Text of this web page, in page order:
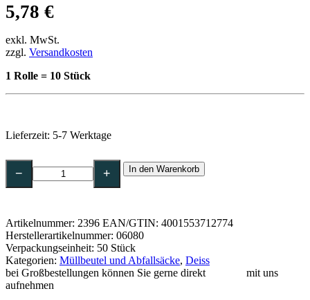
5,78 €
exkl. MwSt.
zzgl. Versandkosten
1 Rolle = 10 Stück
Lieferzeit: 5-7 Werktage
DEISS
Bioline
Abfallbeutel
20
my
biologisch
abbaubar,
620
x
− + In den Warenkorb
Artikelnummer: 2396 EAN/GTIN: 4001553712774
Herstellerartikelnummer: 06080
Verpackungseinheit: 50 Stück
Kategorien: Müllbeutel und Abfallsäcke, Deiss
bei Großbestellungen können Sie gerne direkt
mit uns
aufnehmen